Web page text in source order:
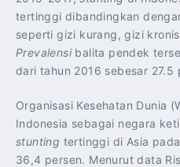
tertinggi dibandingkan
seperti gizi kurang, gizi
Prevalensi balita pendek
dari tahun 2016 sebesar 27.5
Organisasi Kesehatan Dunia
Indonesia sebagai negara
stunting tertinggi di Asia
36,4 persen. Menurut data